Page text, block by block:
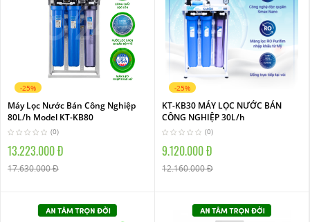
-25%
Máy Lọc Nước Bán Công Nghiệp
80L/h Model KT-KB80
(0)
13.223.000 Đ
17.630.000 Đ
-25%
KT-KB30 MÁY LỌC NƯỚC BÁN
CÔNG NGHIỆP 30L/h
(0)
9.120.000 Đ
12.160.000 Đ